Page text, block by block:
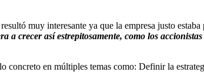
muy interesante ya que la empresa justo
a crecer así estrepitosamente, como los
en múltiples temas como: Definir la